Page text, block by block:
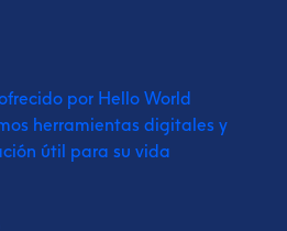
por Hello World
herramientas digitales y
útil para su vida